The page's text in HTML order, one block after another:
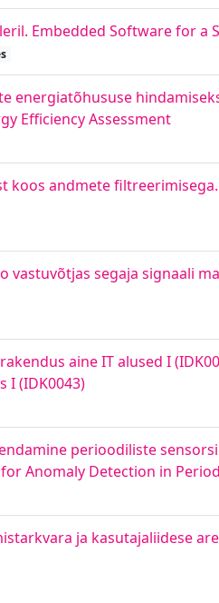
Embedded Software for a
energiatõhususe
Efficiency Assessment
koos andmete
segaja signaali
aine IT alused I
I (IDK0043)
perioodiliste
Anomaly Detection in
ja kasutajaliidese